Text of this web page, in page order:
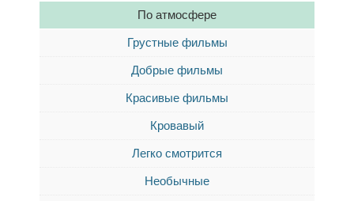
По атмосфере
Грустные фильмы
Добрые фильмы
Красивые фильмы
Кровавый
Легко смотрится
Необычные